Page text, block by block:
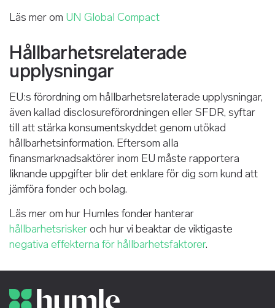
Läs mer om UN Global Compact
Hållbarhetsrelaterade
upplysningar
EU:s förordning om hållbarhetsrelaterade upplysningar,
även kallad disclosureförordningen eller SFDR, syftar
till att stärka konsumentskyddet genom utökad
hållbarhetsinformation. Eftersom alla
finansmarknadsaktörer inom EU måste rapportera
liknande uppgifter blir det enklare för dig som kund att
jämföra fonder och bolag.
Läs mer om hur Humles fonder hanterar
hållbarhetsriskeroch hur vi beaktar de viktigaste
negativa effekterna för hållbarhetsfaktorer.